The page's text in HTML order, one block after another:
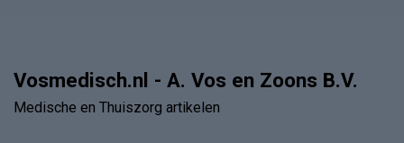
Vosmedisch.nl - A. Vos en Zoons B.V.
Medische en Thuiszorg artikelen